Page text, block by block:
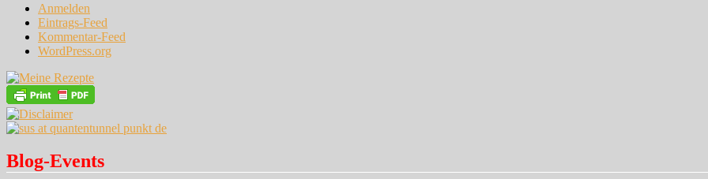
Anmelden
Eintrags-Feed
Kommentar-Feed
WordPress.org
Blog-Events